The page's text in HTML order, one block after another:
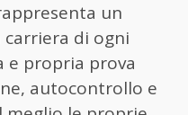
un
di ogni
e propria prova
autocontrollo e